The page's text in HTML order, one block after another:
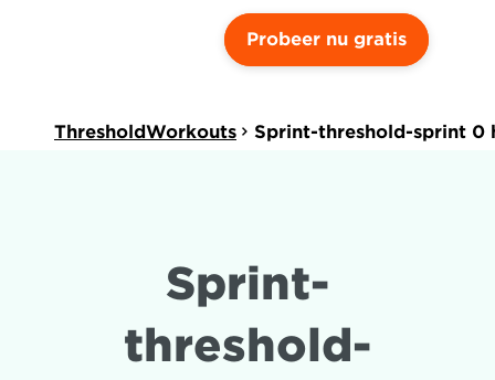
Probeer nu gratis
ThresholdWorkouts Sprint-threshold-sprint 0
Sprint-
threshold-